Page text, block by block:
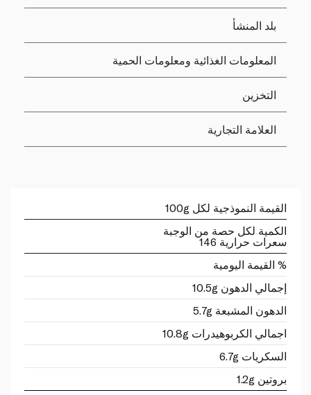
بلد المنشأ
المعلومات الغذائية ومعلومات الحمية
التخزين
العلامة التجارية
القيمة النموذجية لكل 100g
الكمية لكل حصة من الوجبة
سعرات حرارية 146
% القيمة اليومية
إجمالي الدهون 10.5g
الدهون المشبعة 5.7g
اجمالي الكربوهيدرات 10.8g
السكريات 6.7g
بروتين 1.2g